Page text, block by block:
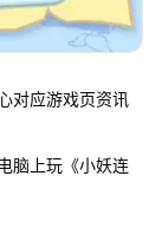
对应游戏页资讯
脑上玩《小妖连